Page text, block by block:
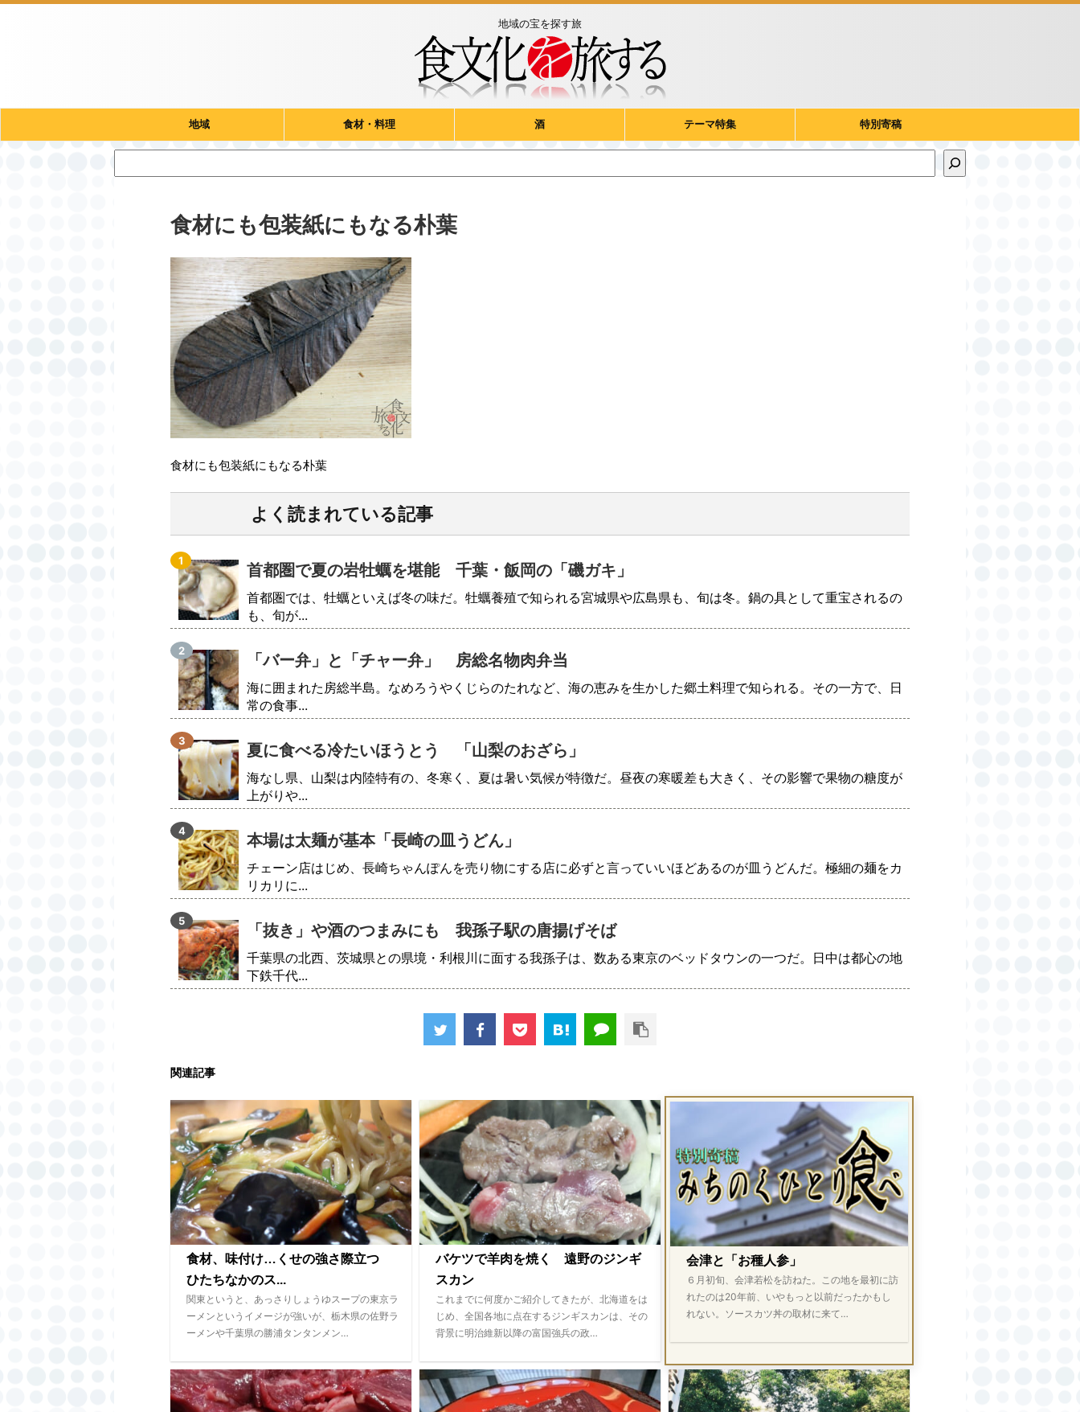
地域の宝を探す旅
地域 食材・料理 酒 テーマ特集 特別寄稿
食材にも包装紙にもなる朴葉
食材にも包装紙にもなる朴葉
よく読まれている記事
首都圏で夏の岩牡蠣を堪能 千葉・飯岡の「磯ガキ」
首都圏では、牡蠣といえば冬の味だ。牡蠣養殖で知られる宮城県や広島県も、旬は冬。鍋の具として重宝されるの
も、旬が...
「バー弁」と「チャー弁」 房総名物肉弁当
海に囲まれた房総半島。なめろうやくじらのたれなど、海の恵みを生かした郷土料理で知られる。その一方で、日
常の食事...
夏に食べる冷たいほうとう 「山梨のおざら」
海なし県、山梨は内陸特有の、冬寒く、夏は暑い気候が特徴だ。昼夜の寒暖差も大きく、その影響で果物の糖度が
上がりや...
本場は太麺が基本「長崎の皿うどん」
チェーン店はじめ、長崎ちゃんぽんを売り物にする店に必ずと言っていいほどあるのが皿うどんだ。極細の麺をカ
リカリに...
「抜き」や酒のつまみにも 我孫子駅の唐揚げそば
千葉県の北西、茨城県との県境・利根川に面する我孫子は、数ある東京のベッドタウンの一つだ。日中は都心の地
下鉄千代...
関連記事
食材、味付け…くせの強さ際立つ
ひたちなかのス...
関東というと、あっさりしょうゆスープの東京ラ
ーメンというイメージが強いが、栃木県の佐野ラ
ーメンや千葉県の勝浦タンタンメン…
バケツで羊肉を焼く 遠野のジンギ
スカン
これまでに何度かご紹介してきたが、北海道をは
じめ、全国各地に点在するジンギスカンは、その
背景に明治維新以降の富国強兵の政…
会津と「お種人参」
６月初旬、会津若松を訪ねた。この地を最初に訪
れたのは20年前、いやもっと以前だったかもし
れない。ソースカツ丼の取材に来て…